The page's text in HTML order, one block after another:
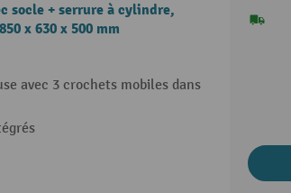
socle + serrure à cylindre,
x 630 x 500 mm
avec 3 crochets mobiles dans